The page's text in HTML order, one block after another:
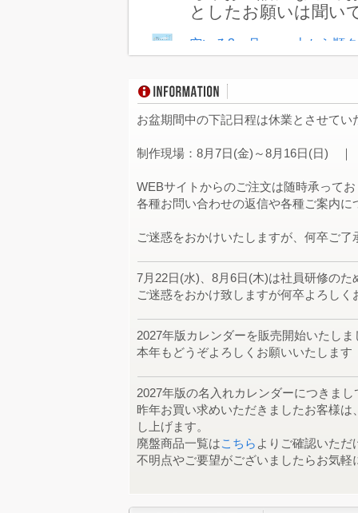
としたお願いは聞い
空いろ3ヶ月eco—上から順
検討します。
レインボーカラー 100冊東
毎年恒例となってい
単価自体は他社の方
トータルでこちら
シンプルスケジュール（小
デザイン
レインボーカラー 100冊愛
毎年名入れ印刷さん
ら
クラフトスケジュール（エ
価格と早さとエコリ
の対応もよかったで
お盆期間中の下記日程は休業とさせてい
制作現場：8月7日(金)～8月16日(日)
WEBサイトからのご注文は随時承って
各種お問い合わせの返信や各種ご案内
ご迷惑をおかけいたしますが、何卒ご
7月22日(水)、8月6日(木)は社員研修の
ご迷惑をおかけ致しますが何卒よろしく
2027年版カレンダーを販売開始いたしま
本年もどうぞよろしくお願いいたします
2027年版の名入れカレンダーにつきま
昨年お買い求めいただきましたお客様
し上げます。
廃盤商品一覧はこちら よりご確認いただ
不明点やご要望がございましたらお気軽